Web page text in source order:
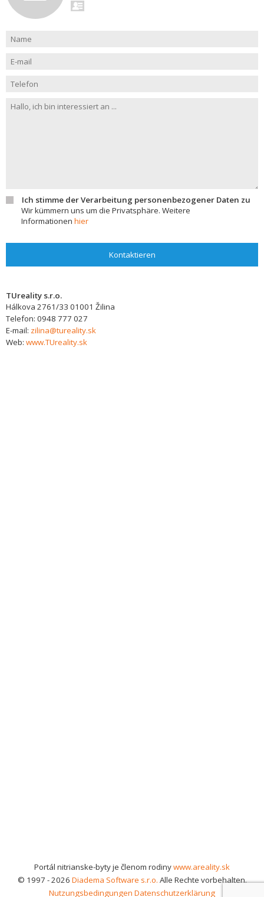
Ich stimme der Verarbeitung personenbezogener Daten zu
Wir kümmern uns um die Privatsphäre. Weitere
Informationen hier
Kontaktieren
TUreality s.r.o.
Hálkova 2761/33 01001 Žilina
Telefon: 0948 777 027
E-mail: zilina@tureality.sk
Web: www.TUreality.sk
Portál nitrianske-byty je členom rodinywww.areality.sk
© 1997 - 2026 Diadema Software s.r.o. Alle Rechte vorbehalten.
Nutzungsbedingungen Datenschutzerklärung